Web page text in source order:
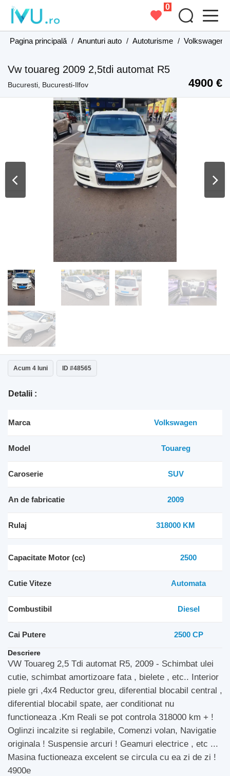
0
Pagina principală / Anunturi auto / Autoturisme / Volkswagen
Vw touareg 2009 2,5tdi automat R5
Bucuresti, Bucuresti-Ilfov 4900 €
Acum 4 luni ID #48565
Detalii :
Marca Volkswagen
Model Touareg
Caroserie SUV
An de fabricatie 2009
Rulaj 318000 KM
Capacitate Motor (cc) 2500
Cutie Viteze Automata
Combustibil Diesel
Cai Putere 2500 CP
Descriere
VW Touareg 2,5 Tdi automat R5, 2009 - Schimbat ulei
cutie, schimbat amortizoare fata , bielete , etc.. Interior
piele gri ,4x4 Reductor greu, diferential blocabil central ,
diferential blocabil spate, aer conditionat nu
functioneaza .Km Reali se pot controla 318000 km + !
Oglinzi incalzite si reglabile, Comenzi volan, Navigatie
originala ! Suspensie arcuri ! Geamuri electrice , etc ...
Masina fuctioneaza excelent se circula cu ea zi de zi !
4900e